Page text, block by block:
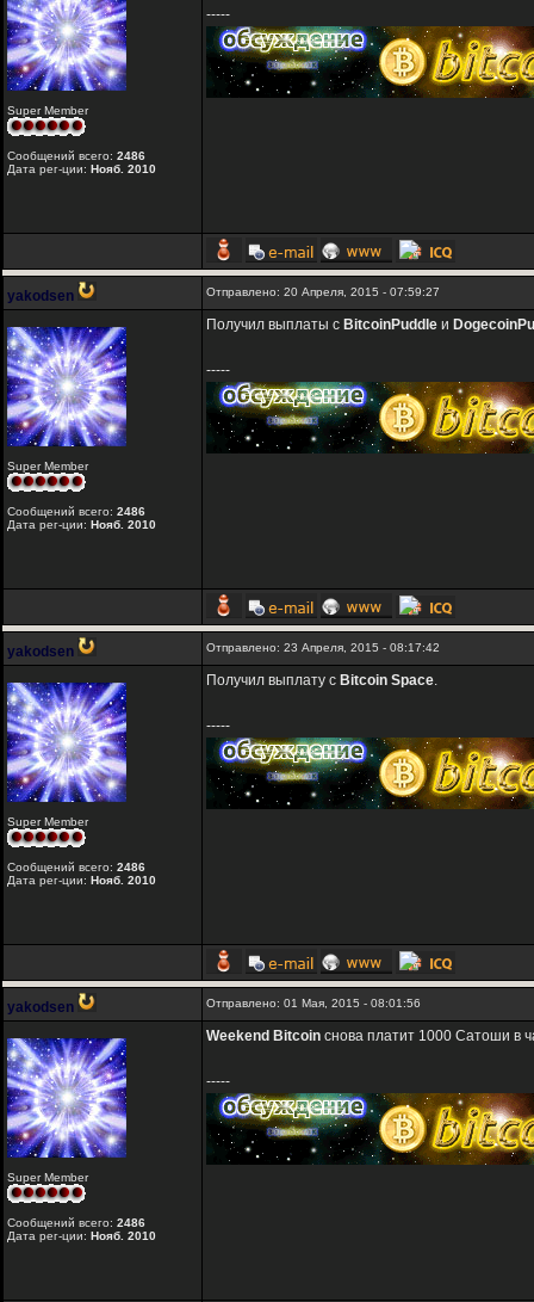
Super Member
Сообщений всего: 2486
Дата рег-ции: Нояб. 2010
-----
yakodsen Отправлено: 20 Апреля, 2015 - 07:59:27
Super Member
Сообщений всего: 2486
Дата рег-ции: Нояб. 2010
Получил выплаты с BitcoinPuddle и
-----
yakodsen Отправлено: 23 Апреля, 2015 - 08:17:42
Super Member
Сообщений всего: 2486
Дата рег-ции: Нояб. 2010
Получил выплату с Bitcoin Space.
-----
yakodsen Отправлено: 01 Мая, 2015 - 08:01:56
Super Member
Сообщений всего: 2486
Дата рег-ции: Нояб. 2010
Weekend Bitcoin снова платит 1000 Сатоши в
-----